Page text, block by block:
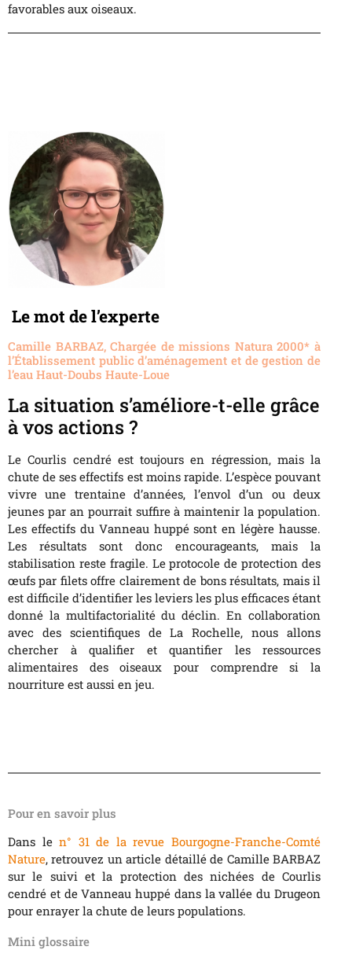
favorables aux oiseaux.
Le mot de l’experte
Camille BARBAZ, Chargée de missions Natura 2000* à
l’Établissement public d’aménagement et de gestion de
l’eau Haut-Doubs Haute-Loue
La situation s’améliore-t-elle grâce
à vos actions ?
Le Courlis cendré est toujours en régression, mais la
chute de ses effectifs est moins rapide. L’espèce pouvant
vivre une trentaine d’années, l’envol d’un ou deux
jeunes par an pourrait suffire à maintenir la population.
Les effectifs du Vanneau huppé sont en légère hausse.
Les résultats sont donc encourageants, mais la
stabilisation reste fragile. Le protocole de protection des
œufs par filets offre clairement de bons résultats, mais il
est difficile d’identifier les leviers les plus efficaces étant
donné la multifactorialité du déclin. En collaboration
avec des scientifiques de La Rochelle, nous allons
chercher à qualifier et quantifier les ressources
alimentaires des oiseaux pour comprendre si la
nourriture est aussi en jeu.
Pour en savoir plus
Dans len° 31 de la revue Bourgogne-Franche-Comté
Nature, retrouvez un article détaillé de Camille BARBAZ
sur le suivi et la protection des nichées de Courlis
cendré et de Vanneau huppé dans la vallée du Drugeon
pour enrayer la chute de leurs populations.
Mini glossaire